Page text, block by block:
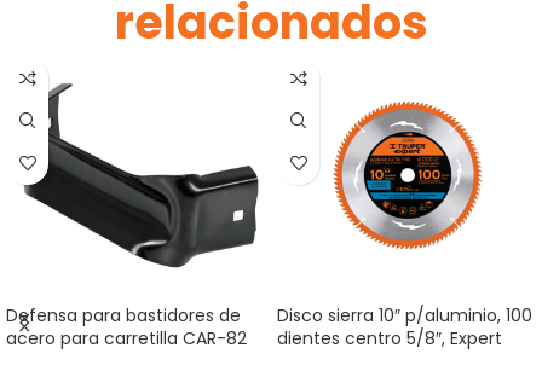
relacionados
Defensa para bastidores de
acero para carretilla CAR-82
Disco sierra 10″ p/aluminio, 100
dientes centro 5/8″, Expert